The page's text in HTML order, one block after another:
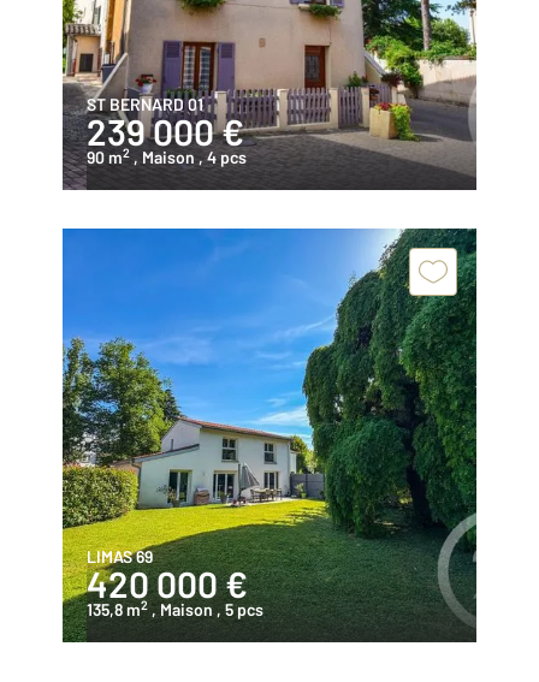
ST BERNARD 01
239 000 €
90 m2 , Maison , 4 pcs
LIMAS 69
420 000 €
135,8 m2 , Maison , 5 pcs